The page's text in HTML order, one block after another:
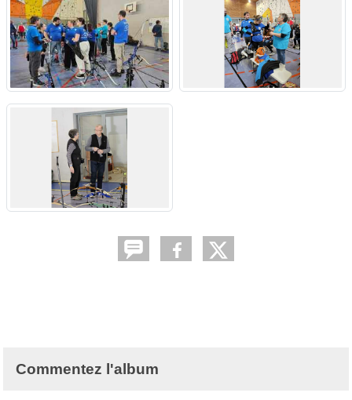
Commentez l'album